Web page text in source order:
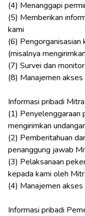
(4) Menanggapi
(5) Memberikan
kami
(6) Pengorganisasian
(misalnya
(7) Survei dan
(8) Manajemen
Informasi pribadi
(1) Penyelenggaraan
mengirimkan
(2) Pemberitahuan
penanggung jawab
(3) Pelaksanaan
kepada kami oleh
(4) Manajemen
Informasi pribadi